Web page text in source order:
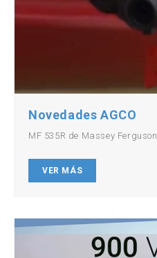
Novedades AGCO
MF 535R de Massey Ferguson
VER MÁS